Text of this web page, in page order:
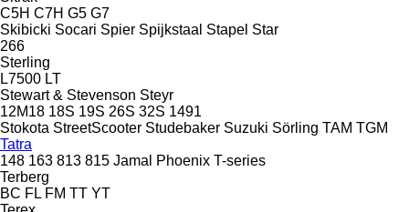
C5H C7H G5 G7
Skibicki Socari Spier Spijkstaal Stapel Star
266
Sterling
L7500 LT
Stewart & Stevenson Steyr
12M18 18S 19S 26S 32S 1491
Stokota StreetScooter Studebaker Suzuki Sörling TAM TGM
Tatra
148 163 813 815 Jamal Phoenix T-series
Terberg
BC FL FM TT YT